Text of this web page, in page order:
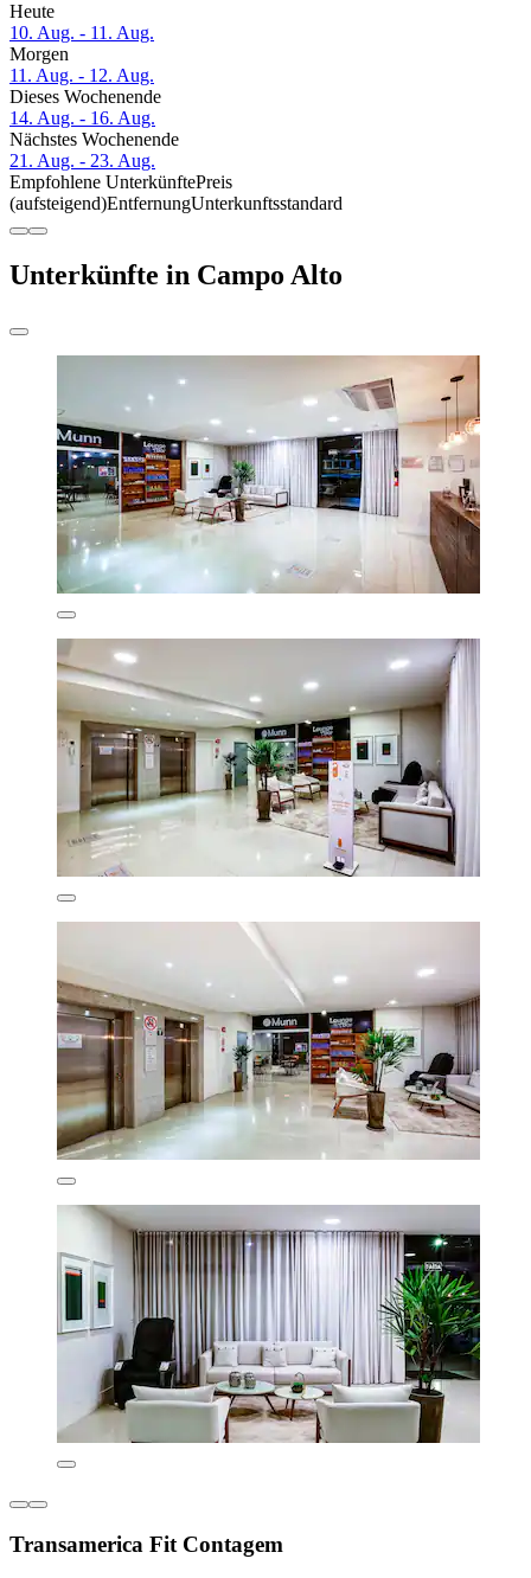
Heute
10. Aug. - 11. Aug.
Morgen
11. Aug. - 12. Aug.
Dieses Wochenende
14. Aug. - 16. Aug.
Nächstes Wochenende
21. Aug. - 23. Aug.
Empfohlene UnterkünftePreis
(aufsteigend)EntfernungUnterkunftsstandard
Unterkünfte in Campo Alto
Transamerica Fit Contagem